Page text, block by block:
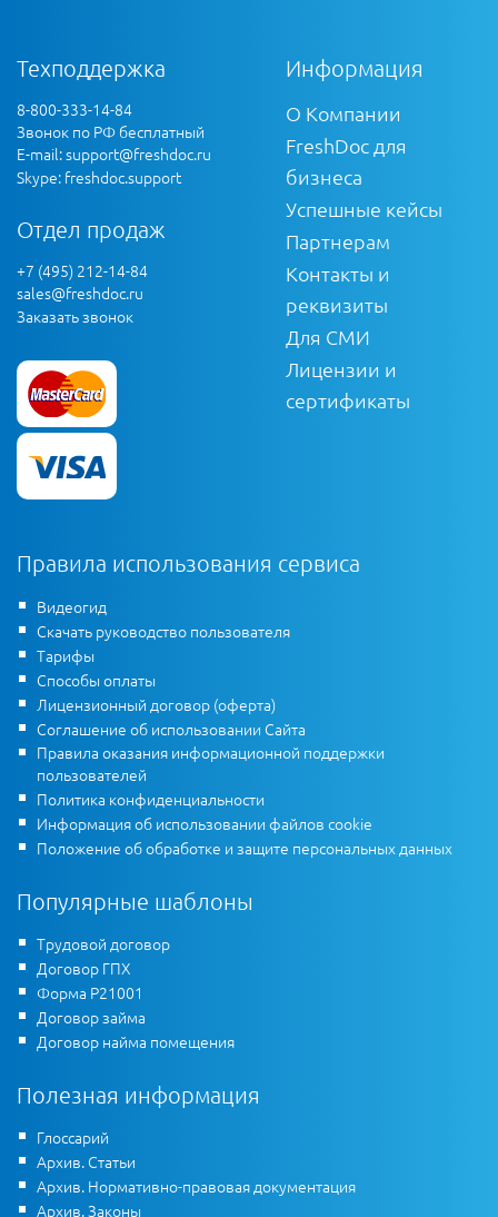
Техподдержка
8-800-333-14-84
Звонок по РФ бесплатный
E-mail:support@freshdoc.ru
Skype: freshdoc.support
Отдел продаж
+7 (495) 212-14-84
sales@freshdoc.ru
Заказать звонок
Информация
О Компании
FreshDoc для
бизнеса
Успешные кейсы
Партнерам
Контакты и
реквизиты
Для СМИ
Лицензии и
сертификаты
Правила использования сервиса
Видеогид
Скачать руководство пользователя
Тарифы
Способы оплаты
Лицензионный договор (оферта)
Соглашение об использовании Сайта
Правила оказания информационной поддержки
пользователей
Политика конфиденциальности
Информация об использовании файлов cookie
Положение об обработке и защите персональных данных
Популярные шаблоны
Трудовой договор
Договор ГПХ
Форма Р21001
Договор займа
Договор найма помещения
Полезная информация
Глоссарий
Архив. Статьи
Архив. Нормативно-правовая документация
Архив. Законы